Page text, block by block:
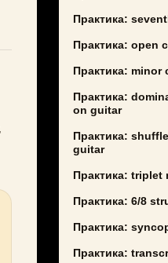
Практика:
Практика: open
Практика:
Практика:
on guitar
Практика:
guitar
Практика:
Практика: 6/8
Практика:
Практика: